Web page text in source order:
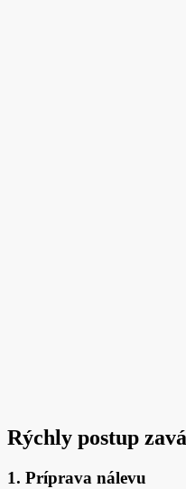
Rýchly postup
1. Príprava nálevu